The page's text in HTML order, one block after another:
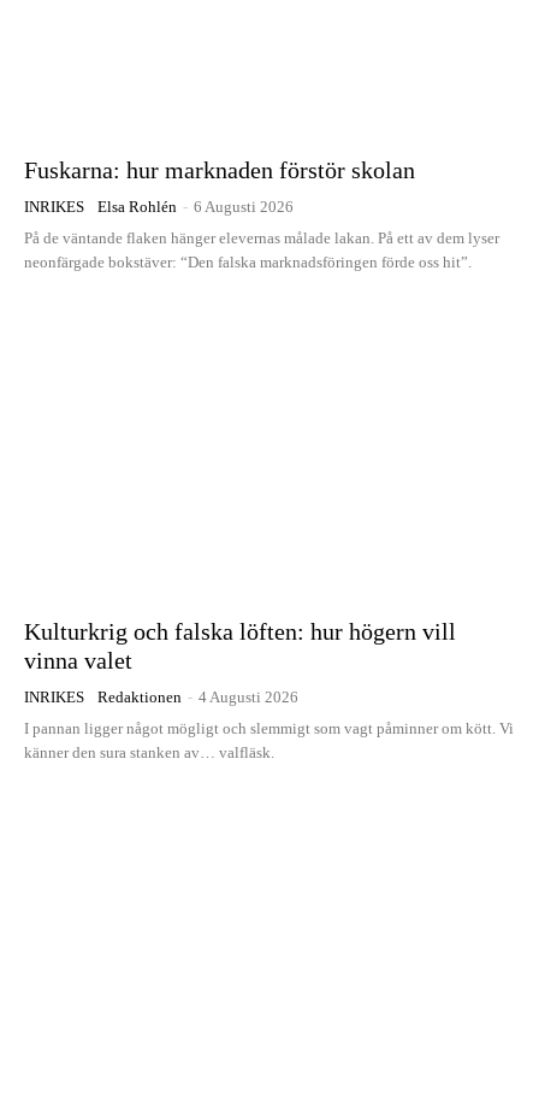
Fuskarna: hur marknaden förstör skolan
INRIKES Elsa Rohlén - 6 Augusti 2026
På de väntande flaken hänger elevernas målade lakan. På ett av dem lyser
neonfärgade bokstäver: “Den falska marknadsföringen förde oss hit”.
Kulturkrig och falska löften: hur högern vill
vinna valet
INRIKES Redaktionen - 4 Augusti 2026
I pannan ligger något mögligt och slemmigt som vagt påminner om kött. Vi
känner den sura stanken av… valfläsk.